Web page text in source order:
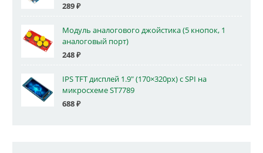
289₽
Модуль аналогового джойстика (5 кнопок, 1
аналоговый порт)
248₽
IPS TFT дисплей 1.9" (170×320px) с SPI на
микросхеме ST7789
688₽